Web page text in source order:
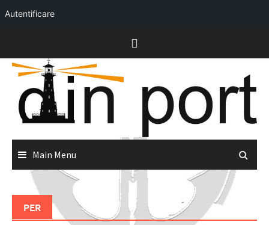
Autentificare
content
Main Menu
PER